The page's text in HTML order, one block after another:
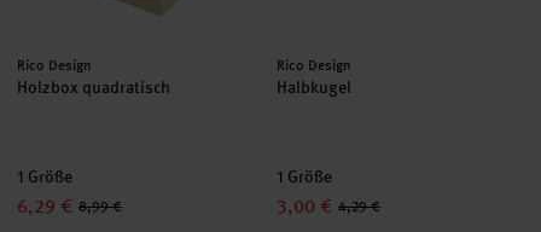
Hersteller:
Rico Design
Holzbox quadratisch
1 Größe
6,29 € 8,99 €
Hersteller:
Rico Design
Halbkugel
1 Größe
3,00 € 4,29 €